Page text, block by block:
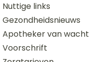
Nuttige links
Gezondheidsnieuws
Apotheker van wacht
Voorschrift